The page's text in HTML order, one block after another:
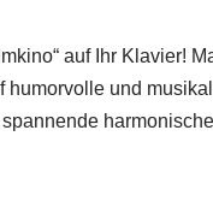
auf Ihr Klavier!
humorvolle und